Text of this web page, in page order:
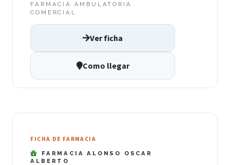
FARMACIA AMBULATORIA
COMERCIAL
Ver ficha
Como llegar
FICHA DE FARMACIA
FARMACIA ALONSO OSCAR
ALBERTO